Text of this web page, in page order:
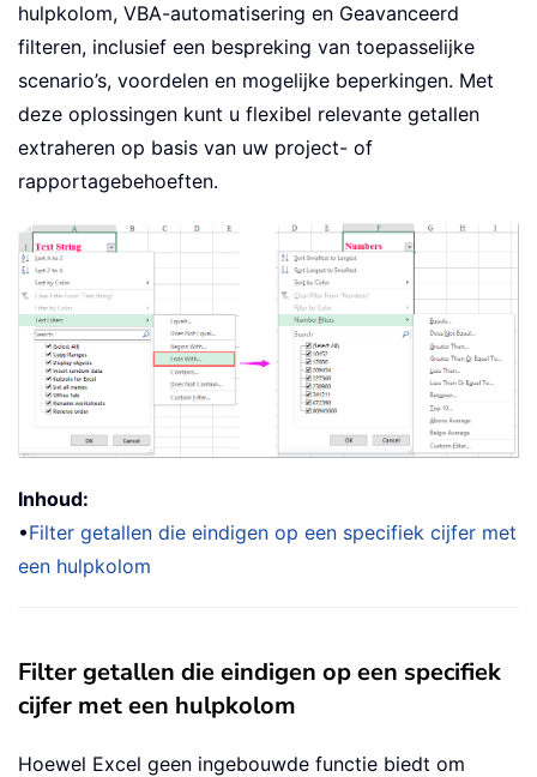
hulpkolom, VBA-automatisering en Geavanceerd
filteren, inclusief een bespreking van toepasselijke
scenario’s, voordelen en mogelijke beperkingen. Met
deze oplossingen kunt u flexibel relevante getallen
extraheren op basis van uw project- of
rapportagebehoeften.
Inhoud:
•Filter getallen die eindigen op een specifiek cijfer met
een hulpkolom
Filter getallen die eindigen op een specifiek
cijfer met een hulpkolom
Hoewel Excel geen ingebouwde functie biedt om